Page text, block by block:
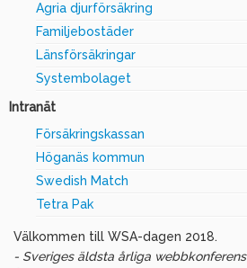
Agria djurförsäkring
Familjebostäder
Länsförsäkringar
Systembolaget
Intranät
Försäkringskassan
Höganäs kommun
Swedish Match
Tetra Pak
Välkommen till WSA-dagen 2018.
- Sveriges äldsta årliga webbkonferens